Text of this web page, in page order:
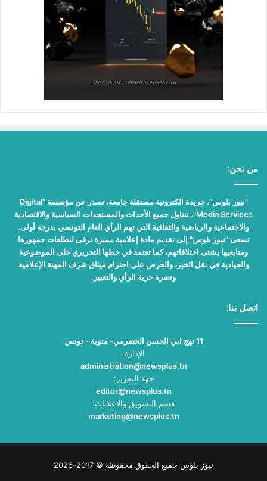
من نحن:
"نيوز بلوس"، جريدة الكترونية مستقلة جامعة، تصدر عن مؤسسة "Digital
Media Services"، تتناول جميع الأحداث والمستجدات السياسية والاقتصادية
والاجتماعية والرياضية والثقافية التي تهم الرأي العام التونسي بدرجة أولى.
تسعى "نيوز بلوس" إلى تقديم مادة إعلامية مميزة ترقى لتطلعات جمهورها
ومتابعيها بشتى اختلافاتهم، كما تعتمد في خطها التحريري على الموضوعية
والحيادية في نقل الخبر، والحرص على احترام ميثاق شرف المهنة الإعلامية
ونصرة حرية الرأي والتعبير.
اتصل بنا:
11 نهج ابي الحسن الحضرمي- منوبة - تونس
الإدارة:
administration@newsplus.tn
جهة التحرير:
editor@newsplus.tn
قسم التسويق والاعلانات:
marketing@newsplus.tn
نيوز بلوس جميع الحقوق محفوظة © 2017-2026